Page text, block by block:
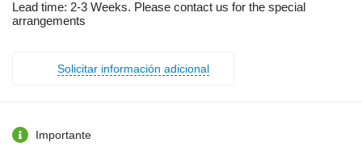
Lead time: 2-3 Weeks. Please contact us for the special
arrangements
Solicitar información adicional
Importante